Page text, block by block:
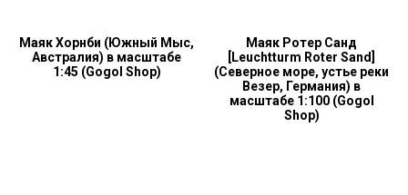
Маяк Хорнби (Южный Мыс,
Австралия) в масштабе
1:45 (Gogol Shop)
Маяк Ротер Санд
[Leuchtturm Roter Sand]
(Северное море, устье реки
Везер, Германия) в
масштабе 1:100 (Gogol
Shop)